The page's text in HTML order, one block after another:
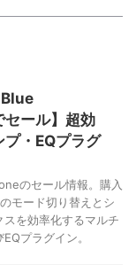
ール】超効
・EQプラグ
のセール情報。購入
モード切り替えとシ
を効率化するマルチ
プラグイン。